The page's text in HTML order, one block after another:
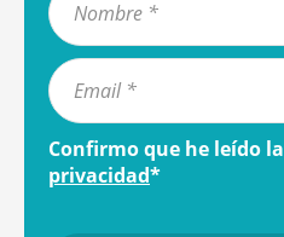
Confirmo que he leído la
privacidad*